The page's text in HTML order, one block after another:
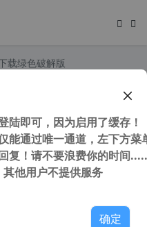
载绿色破解版
菜单 修正颜色 去更新 附
陆即可，因为启用了缓存！
能通过唯一通道，左下方菜
复！请不要浪费你的时间
他用户不提供服务
确定